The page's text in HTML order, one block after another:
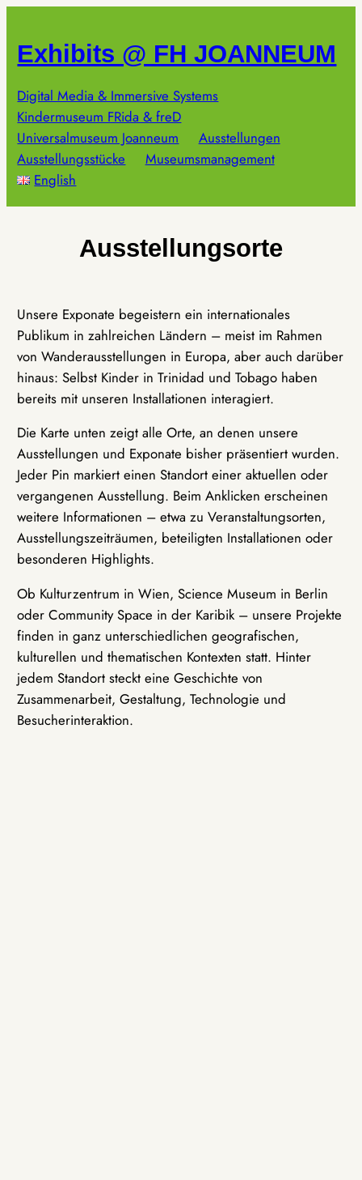
springen
Exhibits @ FH JOANNEUM
Digital Media & Immersive Systems
Kindermuseum FRida & freD
Universalmuseum Joanneum
Ausstellungen
Ausstellungsstücke
Museumsmanagement
English
Ausstellungsorte
Unsere Exponate begeistern ein internationales
Publikum in zahlreichen Ländern – meist im Rahmen
von Wanderausstellungen in Europa, aber auch darüber
hinaus: Selbst Kinder in Trinidad und Tobago haben
bereits mit unseren Installationen interagiert.
Die Karte unten zeigt alle Orte, an denen unsere
Ausstellungen und Exponate bisher präsentiert wurden.
Jeder Pin markiert einen Standort einer aktuellen oder
vergangenen Ausstellung. Beim Anklicken erscheinen
weitere Informationen – etwa zu Veranstaltungsorten,
Ausstellungszeiträumen, beteiligten Installationen oder
besonderen Highlights.
Ob Kulturzentrum in Wien, Science Museum in Berlin
oder Community Space in der Karibik – unsere Projekte
finden in ganz unterschiedlichen geografischen,
kulturellen und thematischen Kontexten statt. Hinter
jedem Standort steckt eine Geschichte von
Zusammenarbeit, Gestaltung, Technologie und
Besucherinteraktion.